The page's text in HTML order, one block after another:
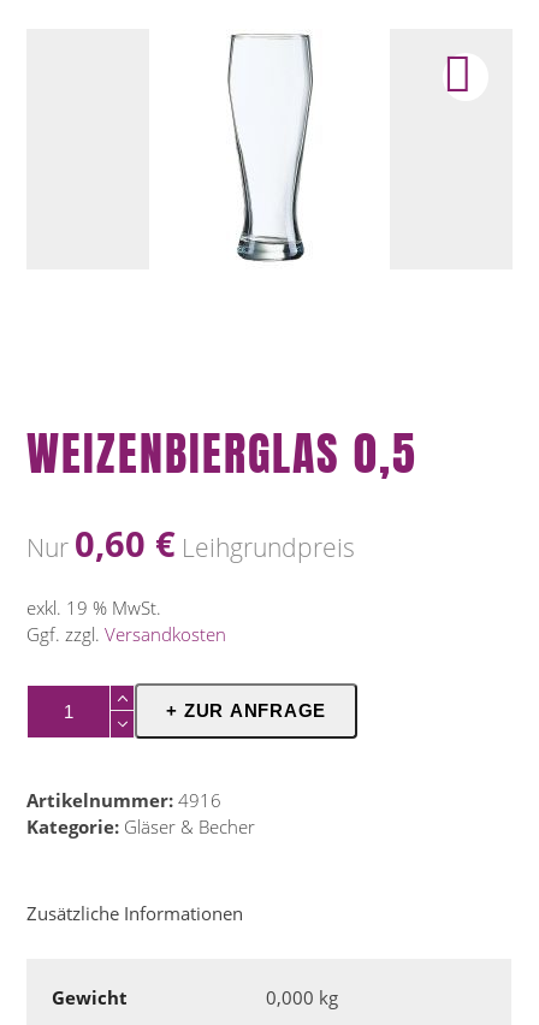
WEIZENBIERGLAS 0,5
Nur 0,60 € Leihgrundpreis
exkl. 19 % MwSt.
Ggf. zzgl.Versandkosten
Weizenbierglas
+ ZUR ANFRAGE
Artikelnummer:4916
Kategorie: Gläser & Becher
Zusätzliche Informationen
Gewicht 0,000 kg